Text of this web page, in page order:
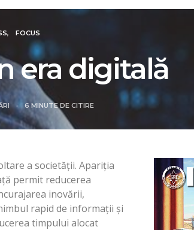
FOCUS
era digitală
6 MINUTE DE CITIRE
a societății. Apariția
permit reducerea
inovării,
rapid de informații și
timpului alocat